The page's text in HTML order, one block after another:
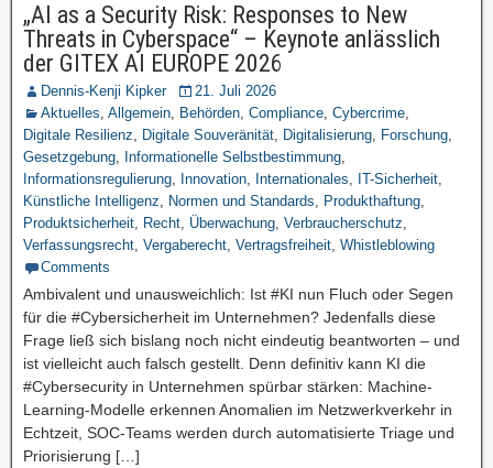
„AI as a Security Risk: Responses to New
Threats in Cyberspace“ – Keynote anlässlich
der GITEX AI EUROPE 2026
Dennis-Kenji Kipker
21. Juli 2026
Aktuelles, Allgemein, Behörden, Compliance, Cybercrime,
Digitale Resilienz, Digitale Souveränität, Digitalisierung, Forschung,
Gesetzgebung, Informationelle Selbstbestimmung,
Informationsregulierung, Innovation, Internationales, IT-Sicherheit,
Künstliche Intelligenz, Normen und Standards, Produkthaftung,
Produktsicherheit, Recht, Überwachung, Verbraucherschutz,
Verfassungsrecht, Vergaberecht, Vertragsfreiheit, Whistleblowing
Comments
Ambivalent und unausweichlich: Ist #KI nun Fluch oder Segen
für die #Cybersicherheit im Unternehmen? Jedenfalls diese
Frage ließ sich bislang noch nicht eindeutig beantworten – und
ist vielleicht auch falsch gestellt. Denn definitiv kann KI die
#Cybersecurity in Unternehmen spürbar stärken: Machine-
Learning-Modelle erkennen Anomalien im Netzwerkverkehr in
Echtzeit, SOC-Teams werden durch automatisierte Triage und
Priorisierung […]